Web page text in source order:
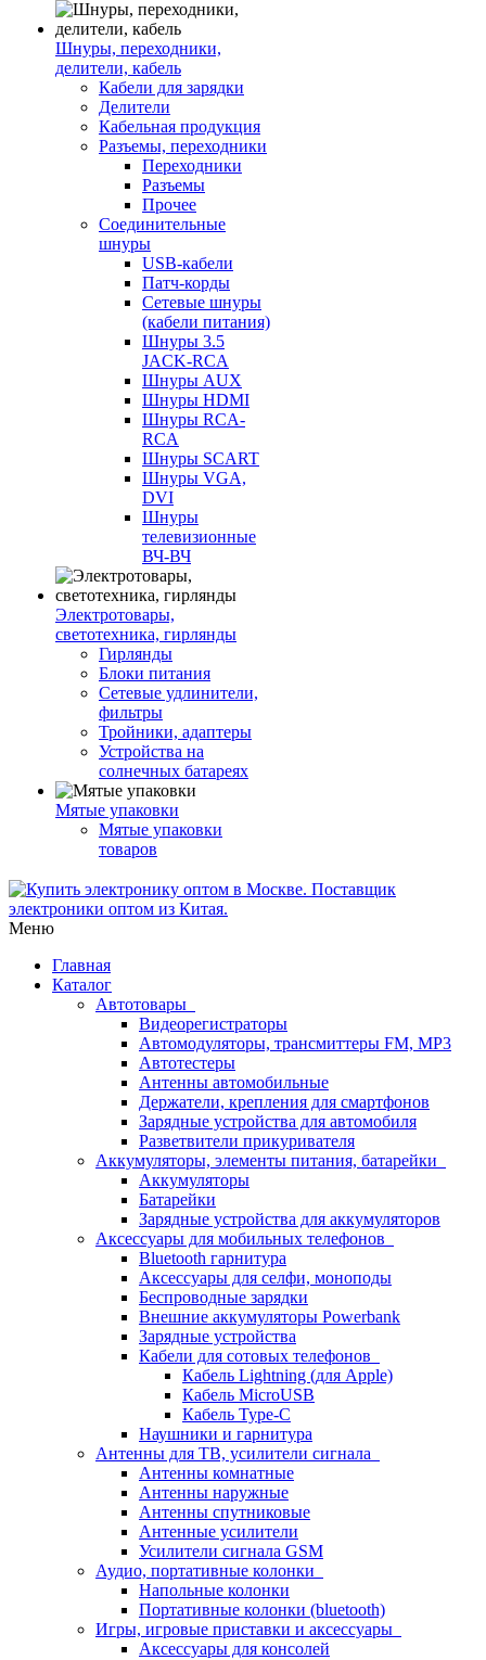
Шнуры, переходники,
делители, кабель
Кабели для зарядки
Делители
Кабельная продукция
Разъемы, переходники
Переходники
Разъемы
Прочее
Соединительные
шнуры
USB-кабели
Патч-корды
Сетевые шнуры
(кабели питания)
Шнуры 3.5
JACK-RCA
Шнуры AUX
Шнуры HDMI
Шнуры RCA-
RCA
Шнуры SCART
Шнуры VGA,
DVI
Шнуры
телевизионные
ВЧ-ВЧ
Электротовары,
светотехника, гирлянды
Гирлянды
Блоки питания
Сетевые удлинители,
фильтры
Тройники, адаптеры
Устройства на
солнечных батареях
Мятые упаковки
Мятые упаковки
товаров
Меню
Главная
Каталог
Автотовары
Видеорегистраторы
Автомодуляторы, трансмиттеры FM, MP3
Автотестеры
Антенны автомобильные
Держатели, крепления для смартфонов
Зарядные устройства для автомобиля
Разветвители прикуривателя
Аккумуляторы, элементы питания, батарейки
Аккумуляторы
Батарейки
Зарядные устройства для аккумуляторов
Аксессуары для мобильных телефонов
Bluetooth гарнитура
Аксессуары для селфи, моноподы
Беспроводные зарядки
Внешние аккумуляторы Powerbank
Зарядные устройства
Кабели для сотовых телефонов
Кабель Lightning (для Apple)
Кабель MicroUSB
Кабель Type-C
Наушники и гарнитура
Антенны для ТВ, усилители сигнала
Антенны комнатные
Антенны наружные
Антенны спутниковые
Антенные усилители
Усилители сигнала GSM
Аудио, портативные колонки
Напольные колонки
Портативные колонки (bluetooth)
Игры, игровые приставки и аксессуары
Аксессуары для консолей